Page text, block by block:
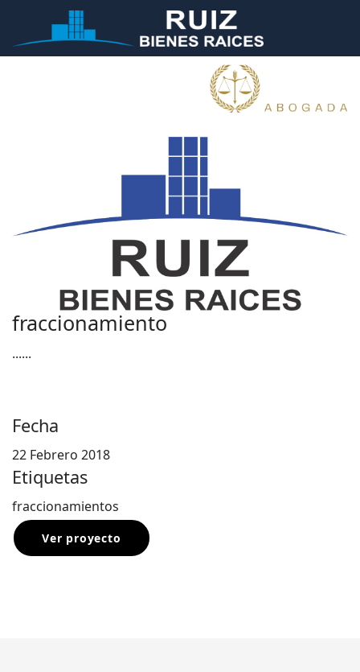
fraccionamiento
......
Fecha
22 Febrero 2018
Etiquetas
fraccionamientos
Ver proyecto